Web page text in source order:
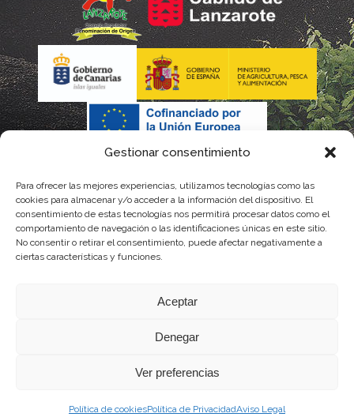
Gestionar consentimiento
Para ofrecer las mejores experiencias, utilizamos tecnologías como las
cookies para almacenar y/o acceder a la información del dispositivo. El
consentimiento de estas tecnologías nos permitirá procesar datos como el
comportamiento de navegación o las identificaciones únicas en este sitio.
No consentir o retirar el consentimiento, puede afectar negativamente a
ciertas características y funciones.
Aceptar
Denegar
Ver preferencias
Política de cookiesPolítica de PrivacidadAviso Legal
La gestión de la DOP Lanzarote realizada por este Consejo Regulador es financiada,
con fondos provenientes del presupuesto de gastos del Instituto Canario de
Calidad Agroalimentaria